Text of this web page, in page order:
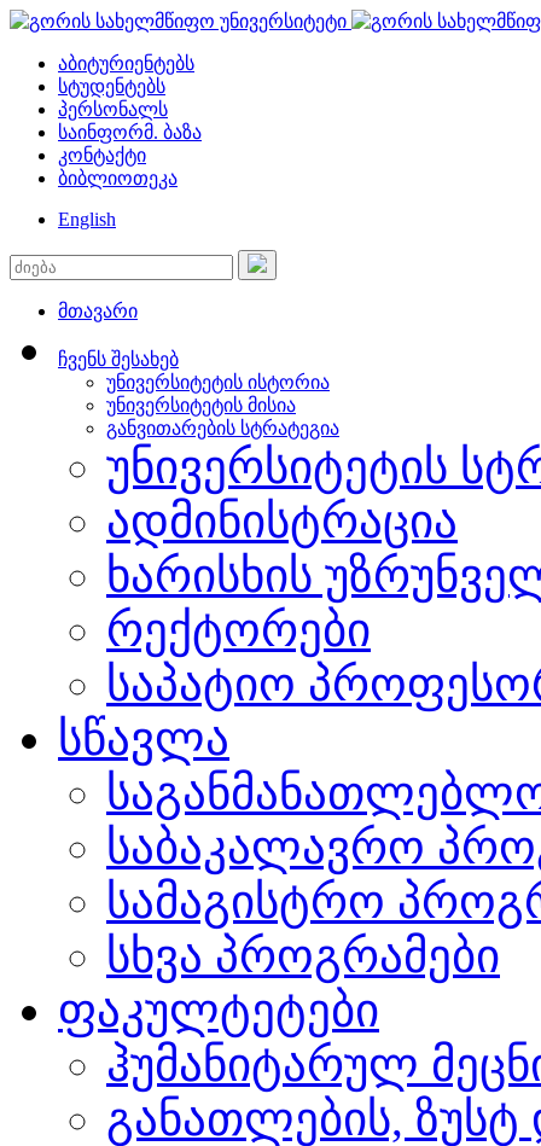
აბიტურიენტებს
სტუდენტებს
პერსონალს
საინფორმ. ბაზა
კონტაქტი
ბიბლიოთეკა
English
მთავარი
ჩვენს შესახებ
უნივერსიტეტის ისტორია
უნივერსიტეტის მისია
განვითარების სტრატეგია
უნივერსიტეტის
ადმინისტრაცია
ხარისხის
რექტორები
საპატიო
სწავლა
საბაკალავრო
სამაგისტრო
სხვა პროგრამები
ფაკულტეტები
ჰუმანიტარულ
განათლების, ზუსტ